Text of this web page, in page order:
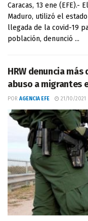
Caracas, 13 ene (EFE).-
Maduro, utilizó el
llegada de la covid-19
población, denunció ...
HRW denuncia
abuso a migrantes
POR AGENCIA EFE 21/10/2021